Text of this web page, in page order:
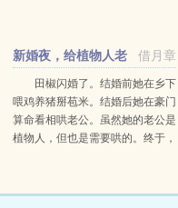
借月章
新婚夜，给植物人老
公跳大神
田椒闪婚了。结婚前她在乡下
喂鸡养猪掰苞米。结婚后她在豪门
算命看相哄老公。虽然她的老公是
植物人，但也是需要哄的。终于，
幸灾乐祸就田椒这种乡下土丫头，